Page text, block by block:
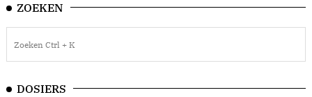
ZOEKEN
DOSIERS